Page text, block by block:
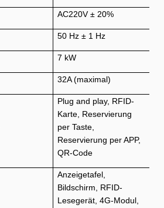
AC220V ± 20%
50 Hz ± 1 Hz
7 kW
32A (maximal)
Plug and play, RFID-
Karte, Reservierung
per Taste,
Reservierung per APP,
QR-Code
Anzeigetafel,
Bildschirm, RFID-
Lesegerät, 4G-Modul,